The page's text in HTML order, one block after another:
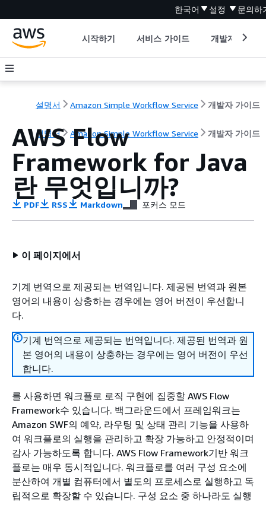
한국어 설정 문의하
시작하기 서비스 가이드 개발자 도구
설명서 Amazon Simple Workflow Service 개발자 가이드
설명서 Amazon Simple Workflow Service 개발자 가이드
AWS Flow
Framework for Java
란 무엇입니까?
PDF RSS Markdown 포커스 모드
이 페이지에서
기계 번역으로 제공되는 번역입니다. 제공된 번역과 원본
영어의 내용이 상충하는 경우에는 영어 버전이 우선합니
다.
기계 번역으로 제공되는 번역입니다. 제공된 번역과 원
본 영어의 내용이 상충하는 경우에는 영어 버전이 우선
합니다.
를 사용하면 워크플로 로직 구현에 집중할 AWS Flow
Framework수 있습니다. 백그라운드에서 프레임워크는
Amazon SWF의 예약, 라우팅 및 상태 관리 기능을 사용하
여 워크플로의 실행을 관리하고 확장 가능하고 안정적이며
감사 가능하도록 합니다. AWS Flow Framework기반 워크
플로는 매우 동시적입니다. 워크플로를 여러 구성 요소에
분산하여 개별 컴퓨터에서 별도의 프로세스로 실행하고 독
립적으로 확장할 수 있습니다. 구성 요소 중 하나라도 실행